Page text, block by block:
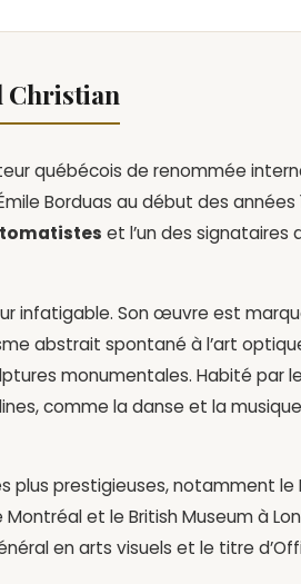
Christian
québécois de renommée
Borduas au début des années
et l’un des
infatigable. Son œuvre est
abstrait spontané à l’art
monumentales. Habité par
comme la danse et la
prestigieuses, notamment le
et le British Museum à
en arts visuels et le titre